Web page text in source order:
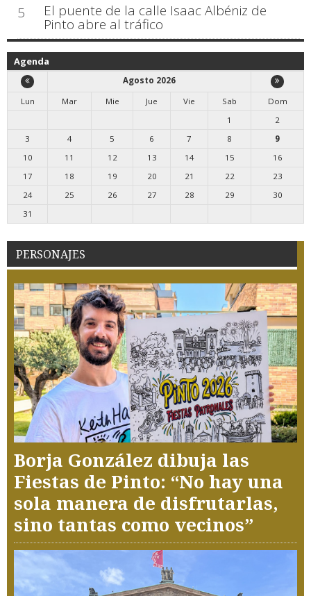
5
El puente de la calle Isaac Albéniz de
Pinto abre al tráfico
Agenda
Agosto 2026
Lun
Mar Mie Jue Vie Sab
Dom
1
2
3
4 5 6 7 8
9
10
11 12 13 14 15
16
17
18 19 20 21 22
23
24
25 26 27 28 29
30
31
PERSONAJES
Borja González dibuja las
Fiestas de Pinto: “No hay una
sola manera de disfrutarlas,
sino tantas como vecinos”